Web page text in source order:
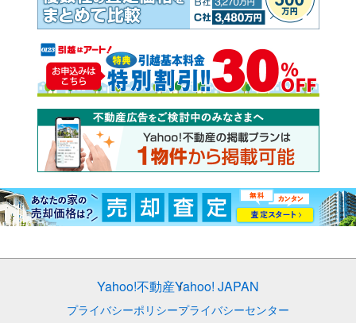
Yahoo!不動産Yahoo! JAPAN
プライバシーポリシープライバシーセンター